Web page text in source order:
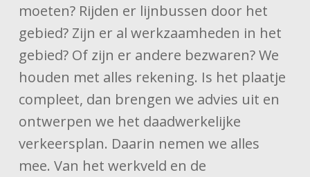
moeten? Rijden er lijnbussen door het
gebied? Zijn er al werkzaamheden in het
gebied? Of zijn er andere bezwaren? We
houden met alles rekening. Is het plaatje
compleet, dan brengen we advies uit en
ontwerpen we het daadwerkelijke
verkeersplan. Daarin nemen we alles
mee. Van het werkveld en de